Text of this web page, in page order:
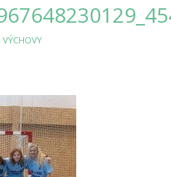
VÝCHOVY